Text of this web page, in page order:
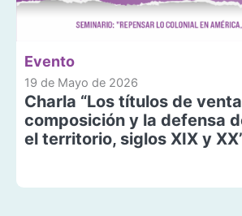
Evento
19 de Mayo de 2026
Charla “Los títulos de
composición y la defensa
el territorio, siglos XIX y